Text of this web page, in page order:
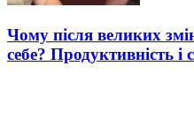
Чому після великих
себе? Продуктивність